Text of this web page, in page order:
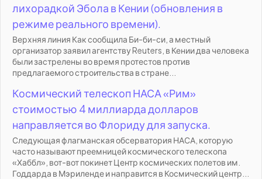
лихорадкой Эбола в Кении (обновления в
режиме реального времени).
Верхняя линия Как сообщила Би-би-си, а местный
организатор заявил агентству Reuters, в Кении два человека
были застрелены во время протестов против
предлагаемого строительства в стране...
Космический телескоп НАСА «Рим»
стоимостью 4 миллиарда долларов
направляется во Флориду для запуска.
Следующая флагманская обсерватория НАСА, которую
часто называют преемницей космического телескопа
«Хаббл», вот-вот покинет Центр космических полетов им.
Годдарда в Мэриленде и направится в Космический центр...